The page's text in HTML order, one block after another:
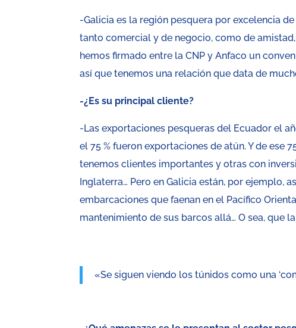
-Galicia es la región pesquera por excelencia
tanto comercial y de negocio, como de
hemos firmado entre la CNP y Anfaco un
así que tenemos una relación que data de
-¿Es su principal cliente?
-Las exportaciones pesqueras del Ecuador el
el 75 % fueron exportaciones de atún. Y de ese
tenemos clientes importantes y otras con
Inglaterra… Pero en Galicia están, por ejemplo,
embarcaciones que faenan en el Pacífico
mantenimiento de sus barcos allá… O sea, que
«Se siguen viendo los túnidos como una